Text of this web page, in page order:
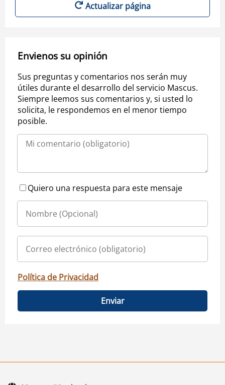
Actualizar página
Envienos su opinión
Sus preguntas y comentarios nos serán muy
útiles durante el desarrollo del servicio Mascus.
Siempre leemos sus comentarios y, si usted lo
solicita, le respondemos en el menor tiempo
posible.
Quiero una respuesta para este mensaje
Política de Privacidad
Enviar